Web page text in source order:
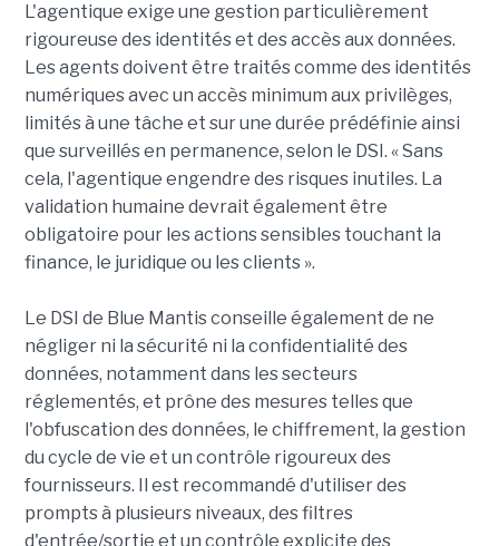
L'agentique exige une gestion particulièrement
rigoureuse des identités et des accès aux données.
Les agents doivent être traités comme des identités
numériques avec un accès minimum aux privilèges,
limités à une tâche et sur une durée prédéfinie ainsi
que surveillés en permanence, selon le DSI. « Sans
cela, l'agentique engendre des risques inutiles. La
validation humaine devrait également être
obligatoire pour les actions sensibles touchant la
finance, le juridique ou les clients ».
Le DSI de Blue Mantis conseille également de ne
négliger ni la sécurité ni la confidentialité des
données, notamment dans les secteurs
réglementés, et prône des mesures telles que
l'obfuscation des données, le chiffrement, la gestion
du cycle de vie et un contrôle rigoureux des
fournisseurs. Il est recommandé d'utiliser des
prompts à plusieurs niveaux, des filtres
d'entrée/sortie et un contrôle explicite des